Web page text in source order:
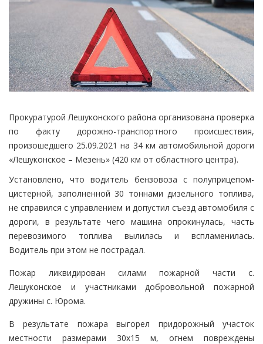
Прокуратурой Лешуконского района организована проверка
по факту дорожно-транспортного происшествия,
произошедшего 25.09.2021 на 34 км автомобильной дороги
«Лешуконское – Мезень» (420 км от областного центра).
Установлено, что водитель бензовоза с полуприцепом-
цистерной, заполненной 30 тоннами дизельного топлива,
не справился с управлением и допустил съезд автомобиля с
дороги, в результате чего машина опрокинулась, часть
перевозимого топлива вылилась и вспламенилась.
Водитель при этом не пострадал.
Пожар ликвидирован силами пожарной части с.
Лешуконское и участниками добровольной пожарной
дружины с. Юрома.
В результате пожара выгорел придорожный участок
местности размерами 30х15 м, огнем повреждены